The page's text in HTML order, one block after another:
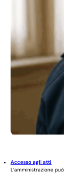
Accesso agli atti
L’amministrazione